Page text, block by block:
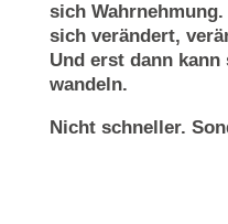
sich
sich verändert,
Und erst dann
wandeln.
Nicht schneller.